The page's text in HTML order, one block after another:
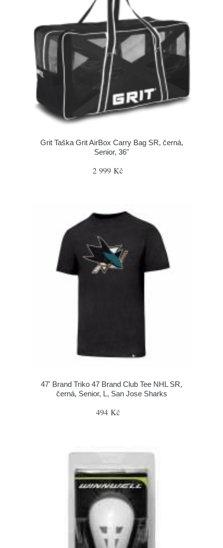
Grit Taška Grit AirBox Carry Bag SR, černá,
Senior, 36"
2 999 Kč
47' Brand Triko 47 Brand Club Tee NHL SR,
černá, Senior, L, San Jose Sharks
494 Kč